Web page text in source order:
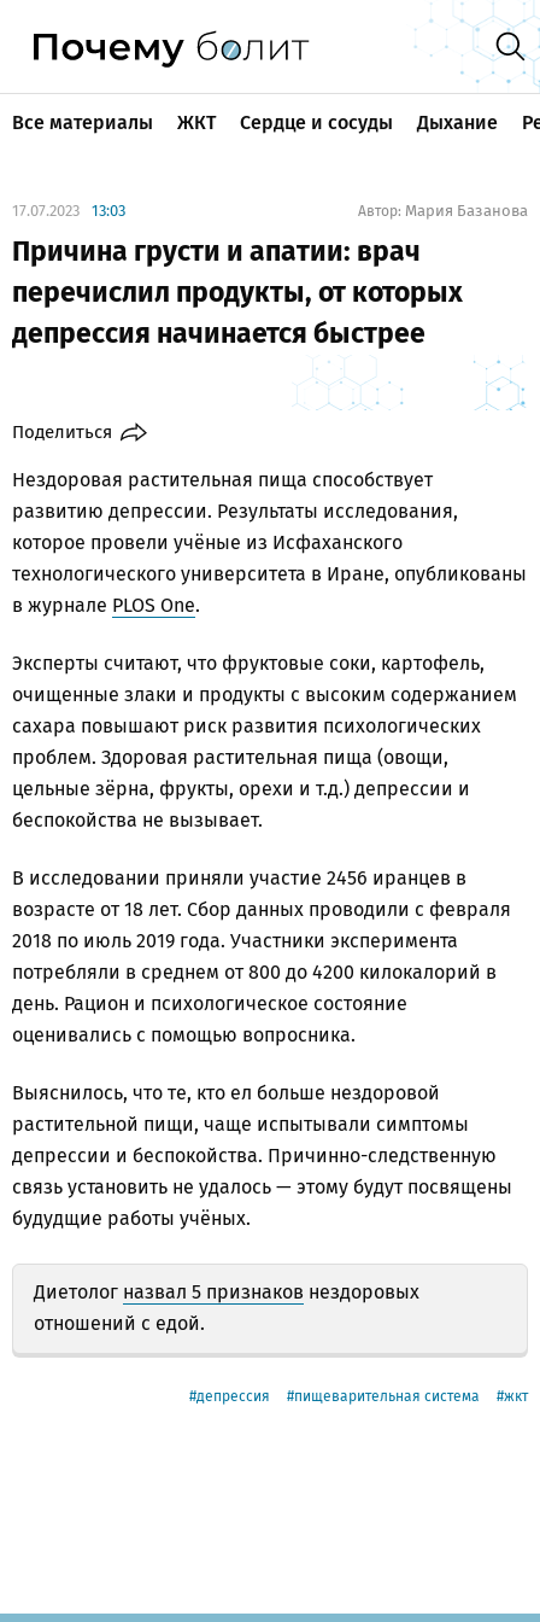
Все материалы ЖКТ Сердце и сосуды Дыхание
17.07.2023 13:03 Автор: Мария Базанова
Причина грусти и апатии: врач
перечислил продукты, от которых
депрессия начинается быстрее
Поделиться
Нездоровая растительная пища способствует
развитию депрессии. Результаты исследования,
которое провели учёные из Исфаханского
технологического университета в Иране, опубликованы
в журнале PLOS One.
Эксперты считают, что фруктовые соки, картофель,
очищенные злаки и продукты с высоким содержанием
сахара повышают риск развития психологических
проблем. Здоровая растительная пища (овощи,
цельные зёрна, фрукты, орехи и т.д.) депрессии и
беспокойства не вызывает.
В исследовании приняли участие 2456 иранцев в
возрасте от 18 лет. Сбор данных проводили с февраля
2018 по июль 2019 года. Участники эксперимента
потребляли в среднем от 800 до 4200 килокалорий в
день. Рацион и психологическое состояние
оценивались с помощью вопросника.
Выяснилось, что те, кто ел больше нездоровой
растительной пищи, чаще испытывали симптомы
депрессии и беспокойства. Причинно-следственную
связь установить не удалось — этому будут посвящены
будудщие работы учёных.
Диетолог назвал 5 признаков нездоровых
отношений с едой.
депрессия пищеварительная система жкт